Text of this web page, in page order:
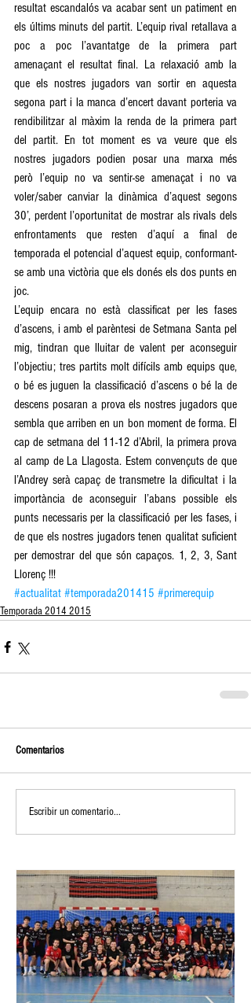
resultat escandalós va acabar sent un patiment en
els últims minuts del partit. L’equip rival retallava a
poc a poc l’avantatge de la primera part
amenaçant el resultat final. La relaxació amb la
que els nostres jugadors van sortir en aquesta
segona part i la manca d’encert davant porteria va
rendibilitzar al màxim la renda de la primera part
del partit. En tot moment es va veure que els
nostres jugadors podien posar una marxa més
però l’equip no va sentir-se amenaçat i no va
voler/saber canviar la dinàmica d’aquest segons
30’, perdent l’oportunitat de mostrar als rivals dels
enfrontaments que resten d’aquí a final de
temporada el potencial d’aquest equip, conformant-
se amb una victòria que els donés els dos punts en
joc.
L’equip encara no està classificat per les fases
d’ascens, i amb el parèntesi de Setmana Santa pel
mig, tindran que lluitar de valent per aconseguir
l’objectiu; tres partits molt difícils amb equips que,
o bé es juguen la classificació d’ascens o bé la de
descens posaran a prova els nostres jugadors que
sembla que arriben en un bon moment de forma. El
cap de setmana del 11-12 d’Abril, la primera prova
al camp de La Llagosta. Estem convençuts de que
l’Andrey serà capaç de transmetre la dificultat i la
importància de aconseguir l’abans possible els
punts necessaris per la classificació per les fases, i
de que els nostres jugadors tenen qualitat suficient
per demostrar del que són capaços. 1, 2, 3, Sant
Llorenç !!!
#actualitat #temporada201415 #primerequip
Temporada 2014 2015
Comentarios
Escribir un comentario...